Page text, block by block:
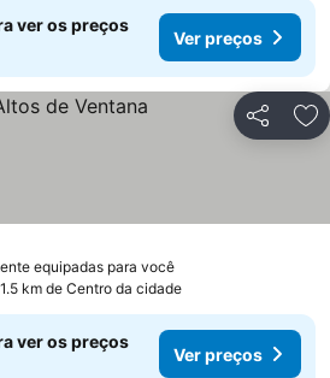
ver os preços
Ver preços
Partilhar
equipadas para você
km de Centro da cidade
ver os preços
Ver preços